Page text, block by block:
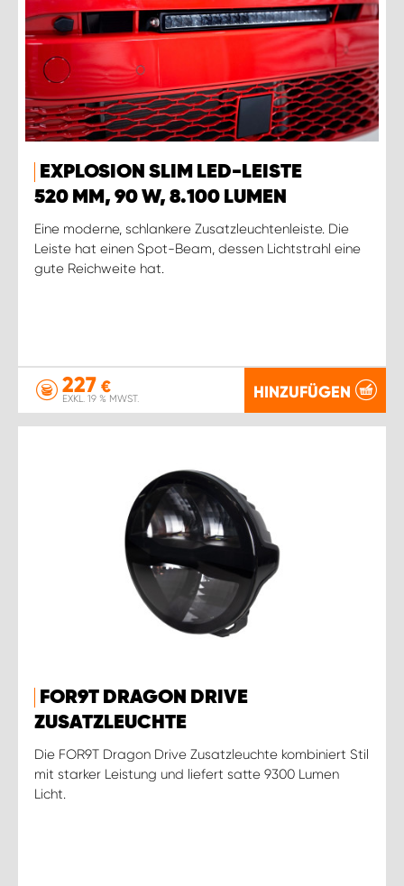
EXPLOSION SLIM LED-LEISTE
520 MM, 90 W, 8.100 LUMEN
Eine moderne, schlankere Zusatzleuchtenleiste. Die
Leiste hat einen Spot-Beam, dessen Lichtstrahl eine
gute Reichweite hat.
227 €
EXKL. 19 % MWST. HINZUFÜGEN
FOR9T DRAGON DRIVE
ZUSATZLEUCHTE
Die FOR9T Dragon Drive Zusatzleuchte kombiniert Stil
mit starker Leistung und liefert satte 9300 Lumen
Licht.